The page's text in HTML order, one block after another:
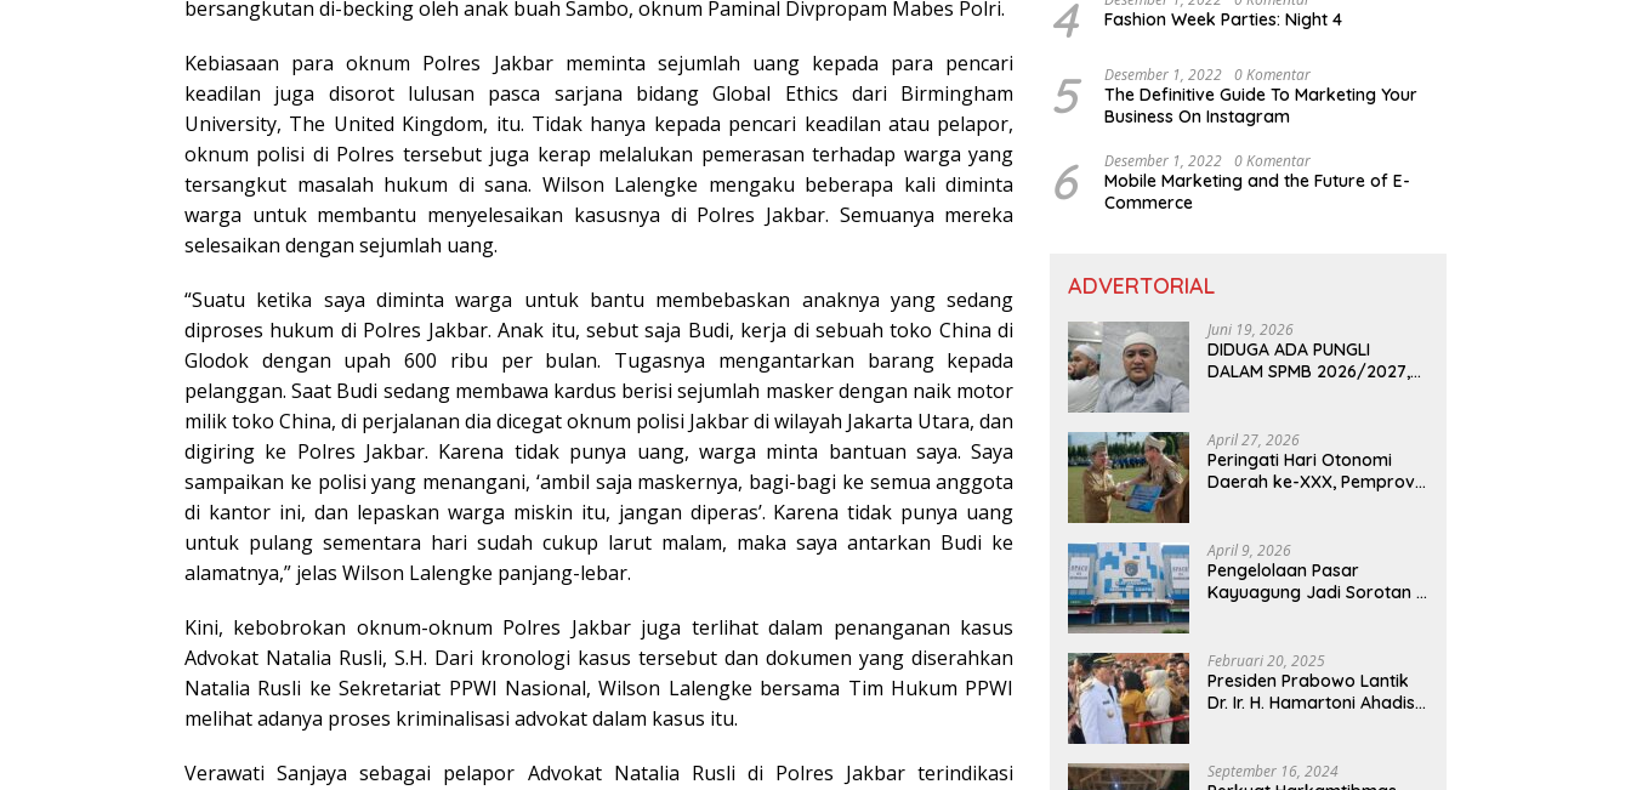
bersangkutan di-becking oleh anak buah Sambo, oknum Paminal Divpropam Mabes Polri.
Kebiasaan para oknum Polres Jakbar meminta sejumlah uang kepada para pencari
keadilan juga disorot lulusan pasca sarjana bidang Global Ethics dari Birmingham
University, The United Kingdom, itu. Tidak hanya kepada pencari keadilan atau pelapor,
oknum polisi di Polres tersebut juga kerap melalukan pemerasan terhadap warga yang
tersangkut masalah hukum di sana. Wilson Lalengke mengaku beberapa kali diminta
warga untuk membantu menyelesaikan kasusnya di Polres Jakbar. Semuanya mereka
selesaikan dengan sejumlah uang.
“Suatu ketika saya diminta warga untuk bantu membebaskan anaknya yang sedang
diproses hukum di Polres Jakbar. Anak itu, sebut saja Budi, kerja di sebuah toko China di
Glodok dengan upah 600 ribu per bulan. Tugasnya mengantarkan barang kepada
pelanggan. Saat Budi sedang membawa kardus berisi sejumlah masker dengan naik motor
milik toko China, di perjalanan dia dicegat oknum polisi Jakbar di wilayah Jakarta Utara, dan
digiring ke Polres Jakbar. Karena tidak punya uang, warga minta bantuan saya. Saya
sampaikan ke polisi yang menangani, ‘ambil saja maskernya, bagi-bagi ke semua anggota
di kantor ini, dan lepaskan warga miskin itu, jangan diperas’. Karena tidak punya uang
untuk pulang sementara hari sudah cukup larut malam, maka saya antarkan Budi ke
alamatnya,” jelas Wilson Lalengke panjang-lebar.
Kini, kebobrokan oknum-oknum Polres Jakbar juga terlihat dalam penanganan kasus
Advokat Natalia Rusli, S.H. Dari kronologi kasus tersebut dan dokumen yang diserahkan
Natalia Rusli ke Sekretariat PPWI Nasional, Wilson Lalengke bersama Tim Hukum PPWI
melihat adanya proses kriminalisasi advokat dalam kasus itu.
Verawati Sanjaya sebagai pelapor Advokat Natalia Rusli di Polres Jakbar terindikasi
4 Fashion Week Parties: Night 4
5 Desember 1, 2022 0 Komentar
The Definitive Guide To Marketing Your
Business On Instagram
6 Desember 1, 2022 0 Komentar
Mobile Marketing and the Future of E-
Commerce
ADVERTORIAL
Juni 19, 2026
DIDUGA ADA PUNGLI
DALAM SPMB 2026/2027,
AKAN DITINDAK TEGAS
April 27, 2026
Peringati Hari Otonomi
Daerah ke-XXX, Pemprov
Kemandirian Fiskal
April 9, 2026
Pengelolaan Pasar
Kayuagung Jadi Sorotan –
Oknum Dishub dan
Perdagangan
Februari 20, 2025
Presiden Prabowo Lantik
Dr. Ir. H. Hamartoni Ahadis,
Wakil Bupati Lampung
September 16, 2024